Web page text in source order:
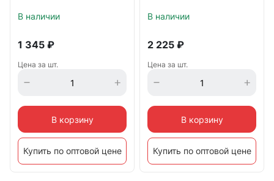
В наличии
1 345 ₽
Цена за шт.
В корзину
Купить по оптовой цене
В наличии
2 225 ₽
Цена за шт.
В корзину
Купить по оптовой цене